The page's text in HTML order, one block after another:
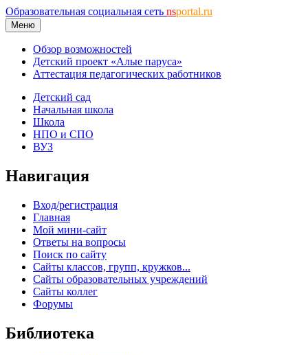
Образовательная социальная сеть nsportal.ru
Меню
Обзор возможностей
Детский проект «Алые паруса»
Аттестация педагогических работников
Детский сад
Начальная школа
Школа
НПО и СПО
ВУЗ
Навигация
Вход/регистрация
Главная
Мой мини-сайт
Ответы на вопросы
Поиск по сайту
Сайты классов, групп, кружков...
Сайты образовательных учреждений
Сайты коллег
Форумы
Библиотека